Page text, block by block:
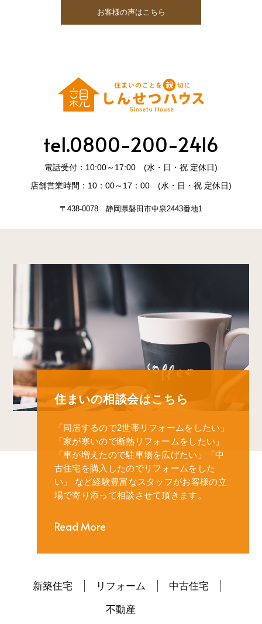
お客様の声はこちら
tel.0800-200-2416
電話受付：10:00～17:00 (水・日・祝 定休日)
店舗営業時間：10：00～17：00 (水・日・祝 定休日)
〒438-0078 静岡県磐田市中泉2443番地1
住まいの相談会はこちら
「同居するので2世帯リフォームをしたい」
「家が寒いので断熱リフォームをしたい」
「車が増えたので駐車場を広げたい」
「中
古住宅を購入したのでリフォームをした
い」
など経験豊富なスタッフがお客様の立
場で寄り添って相談させて頂きます。
Read More
新築住宅 リフォーム
中古住宅
不動産